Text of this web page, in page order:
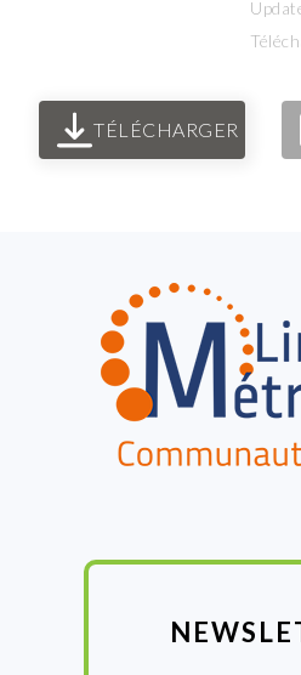
TÉLÉCHARGER